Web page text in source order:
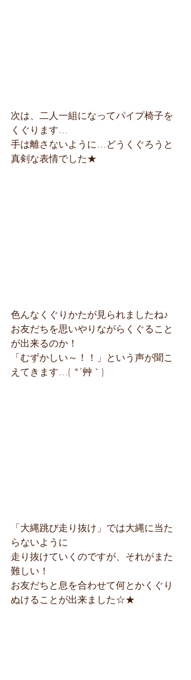
次は、二人一組になってパイプ椅子を
くぐります…
手は離さないように…どうくぐろうと
真剣な表情でした★
色んなくぐりかたが見られましたね♪
お友だちを思いやりながらくぐること
が出来るのか！
「むずかしい～！！」という声が聞こ
えてきます…( *´艸｀)
「大縄跳び走り抜け」では大縄に当た
らないように
走り抜けていくのですが、それがまた
難しい！
お友だちと息を合わせて何とかくぐり
ぬけることが出来ました☆★